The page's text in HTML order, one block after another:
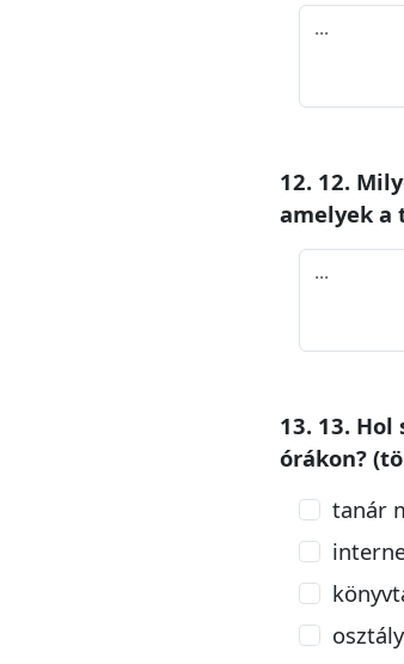
12. 12.
amelyek a
13. 13.
órákon?
tanár